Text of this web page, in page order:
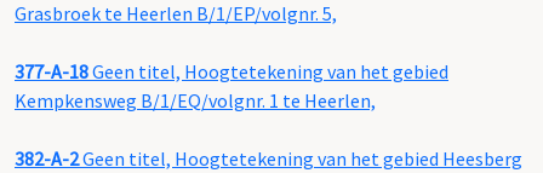
Grasbroek te Heerlen B/1/EP/volgnr. 5,
377-A-18Geen titel, Hoogtetekening van het gebied
Kempkensweg B/1/EQ/volgnr. 1 te Heerlen,
382-A-2Geen titel, Hoogtetekening van het gebied Heesberg